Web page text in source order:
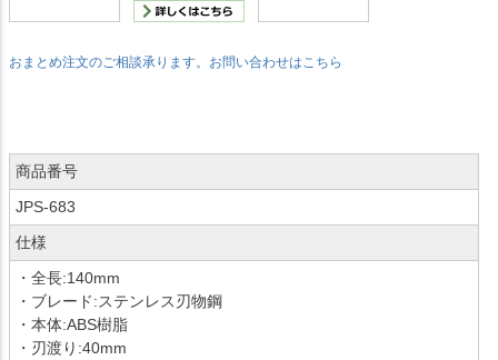
おまとめ注文のご相談承ります。お問い合わせはこちら
商品番号
JPS-683
仕様
・全長:140mm
・ブレード:ステンレス刃物鋼
・本体:ABS樹脂
・刃渡り:40mm